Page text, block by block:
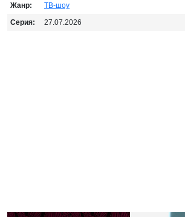
Жанр:
ТВ-шоу
Серия:
27.07.2026